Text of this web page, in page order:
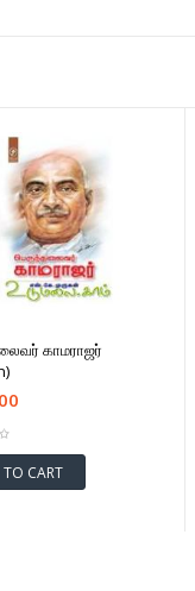
காமராஜர்
CART